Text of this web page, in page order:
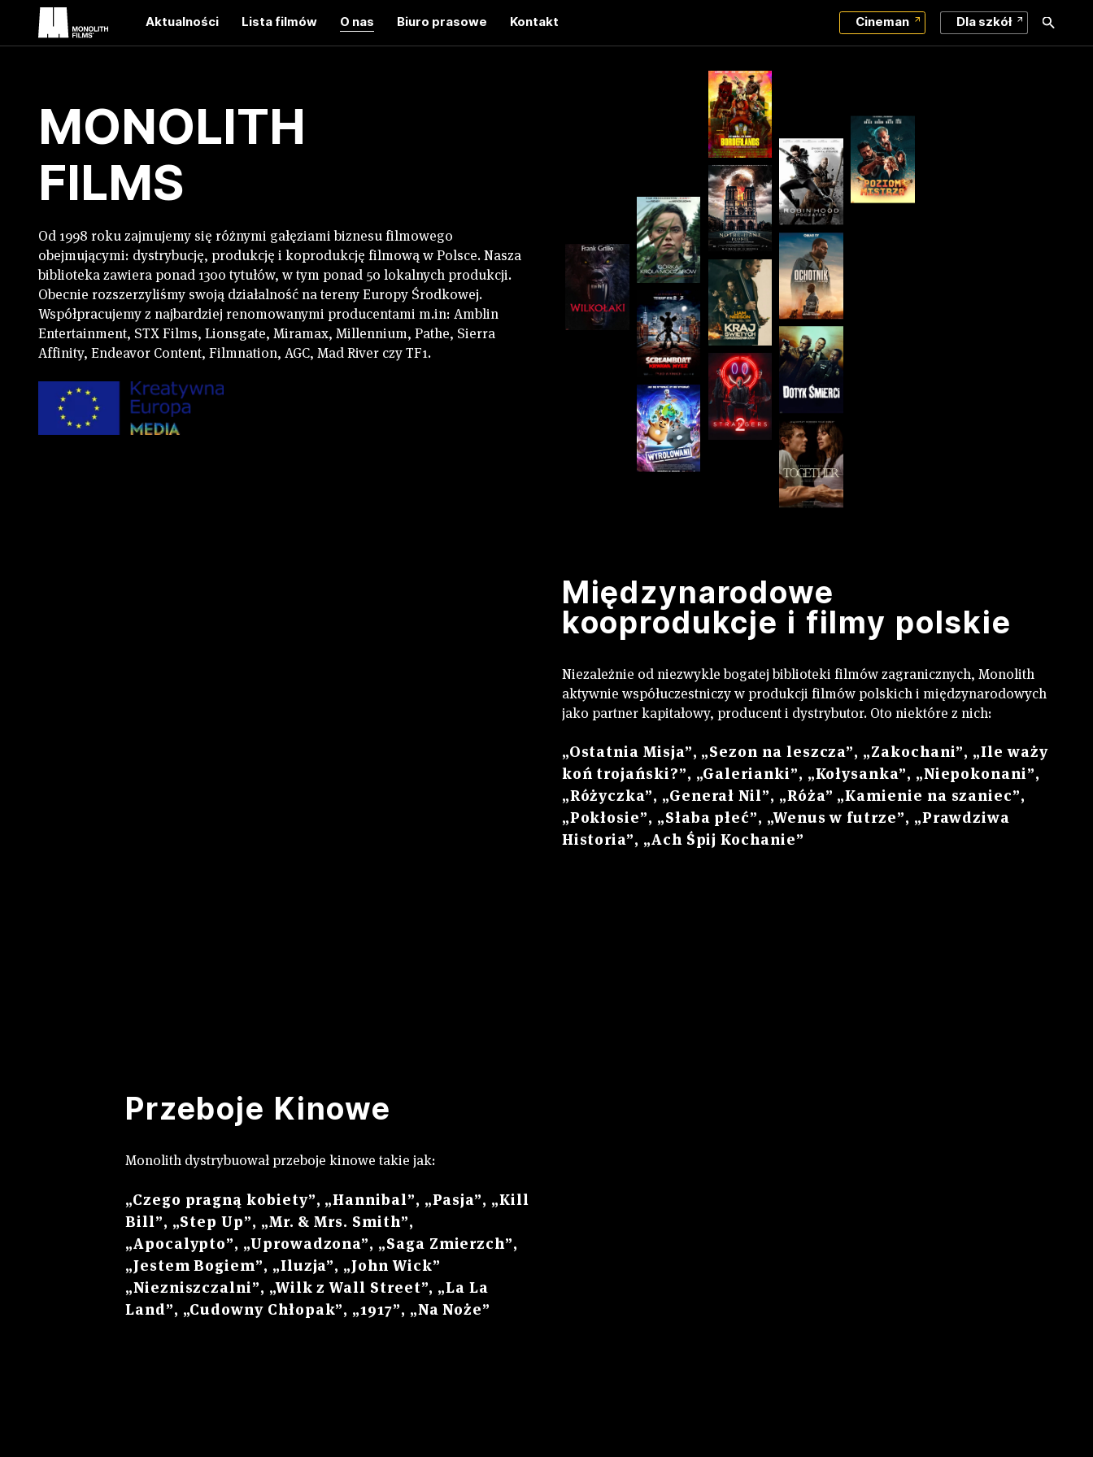
Aktualności Lista filmów O nas Biuro prasowe Kontakt Cineman Dla szkół
MONOLITH
FILMS
Od 1998 roku zajmujemy się różnymi gałęziami biznesu filmowego
obejmującymi: dystrybucję, produkcję i koprodukcję filmową w Polsce. Nasza
biblioteka zawiera ponad 1300 tytułów, w tym ponad 50 lokalnych produkcji.
Obecnie rozszerzyliśmy swoją działalność na tereny Europy Środkowej.
Współpracujemy z najbardziej renomowanymi producentami m.in: Amblin
Entertainment, STX Films, Lionsgate, Miramax, Millennium, Pathe, Sierra
Affinity, Endeavor Content, Filmnation, AGC, Mad River czy TF1.
Międzynarodowe
kooprodukcje i filmy polskie
Niezależnie od niezwykle bogatej biblioteki filmów zagranicznych, Monolith
aktywnie współuczestniczy w produkcji filmów polskich i międzynarodowych
jako partner kapitałowy, producent i dystrybutor. Oto niektóre z nich:
„Ostatnia Misja”, „Sezon na leszcza”, „Zakochani”, „Ile waży
koń trojański?”, „Galerianki”, „Kołysanka”, „Niepokonani”,
„Różyczka”, „Generał Nil”, „Róża” „Kamienie na szaniec”,
„Pokłosie”, „Słaba płeć”, „Wenus w futrze”, „Prawdziwa
Historia”, „Ach Śpij Kochanie”
Przeboje Kinowe
Monolith dystrybuował przeboje kinowe takie jak:
„Czego pragną kobiety”, „Hannibal”, „Pasja”, „Kill
Bill”, „Step Up”, „Mr. & Mrs. Smith”,
„Apocalypto”, „Uprowadzona”, „Saga Zmierzch”,
„Jestem Bogiem”, „Iluzja”, „John Wick”
„Niezniszczalni”, „Wilk z Wall Street”, „La La
Land”, „Cudowny Chłopak”, „1917”, „Na Noże”